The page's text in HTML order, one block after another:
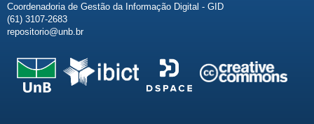
Coordenadoria de Gestão da Informação Digital - GID
(61) 3107-2683
repositorio@unb.br